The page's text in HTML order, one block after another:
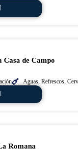
de Campo
Aguas, Refrescos,
Romana